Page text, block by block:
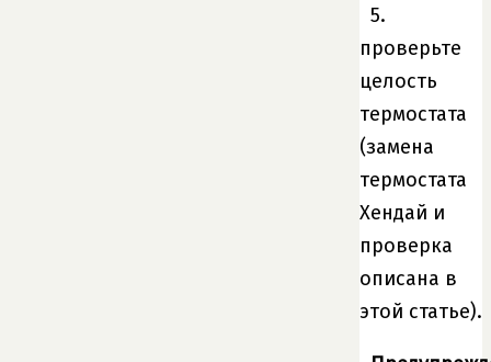
5.
проверьте
целость
термостата
(замена
термостата
Хендай и
проверка
описана в
этой статье).